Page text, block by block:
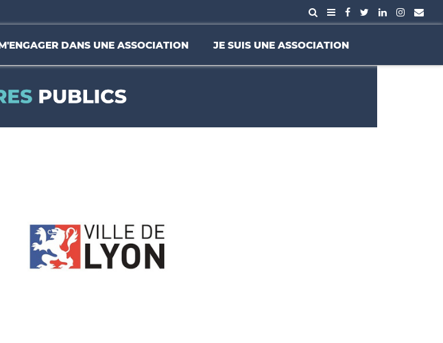
DANS UNE ASSOCIATION JE SUIS UNE ASSOCIATION